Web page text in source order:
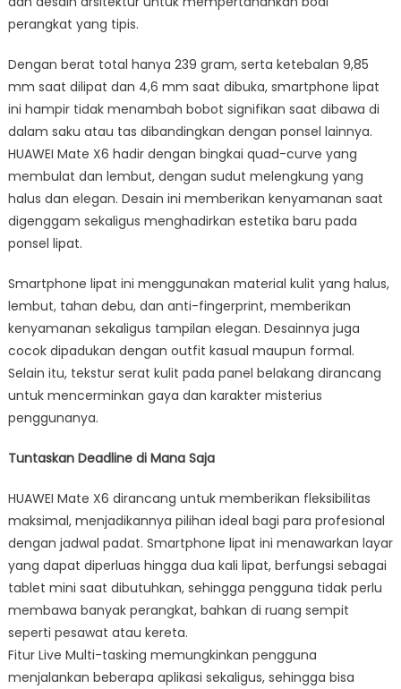
perangkat yang tipis.
Dengan berat total hanya 239 gram, serta ketebalan 9,85
mm saat dilipat dan 4,6 mm saat dibuka, smartphone lipat
ini hampir tidak menambah bobot signifikan saat dibawa di
dalam saku atau tas dibandingkan dengan ponsel lainnya.
HUAWEI Mate X6 hadir dengan bingkai quad-curve yang
membulat dan lembut, dengan sudut melengkung yang
halus dan elegan. Desain ini memberikan kenyamanan saat
digenggam sekaligus menghadirkan estetika baru pada
ponsel lipat.
Smartphone lipat ini menggunakan material kulit yang halus,
lembut, tahan debu, dan anti-fingerprint, memberikan
kenyamanan sekaligus tampilan elegan. Desainnya juga
cocok dipadukan dengan outfit kasual maupun formal.
Selain itu, tekstur serat kulit pada panel belakang dirancang
untuk mencerminkan gaya dan karakter misterius
penggunanya.
Tuntaskan Deadline di Mana Saja
HUAWEI Mate X6 dirancang untuk memberikan fleksibilitas
maksimal, menjadikannya pilihan ideal bagi para profesional
dengan jadwal padat. Smartphone lipat ini menawarkan layar
yang dapat diperluas hingga dua kali lipat, berfungsi sebagai
tablet mini saat dibutuhkan, sehingga pengguna tidak perlu
membawa banyak perangkat, bahkan di ruang sempit
seperti pesawat atau kereta.
Fitur Live Multi-tasking memungkinkan pengguna
menjalankan beberapa aplikasi sekaligus, sehingga bisa